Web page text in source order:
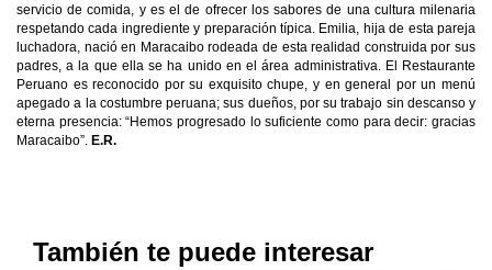
servicio de comida, y es el de ofrecer los sabores de una cultura milenaria
respetando cada ingrediente y preparación típica. Emilia, hija de esta pareja
luchadora, nació en Maracaibo rodeada de esta realidad construida por sus
padres, a la que ella se ha unido en el área administrativa. El Restaurante
Peruano es reconocido por su exquisito chupe, y en general por un menú
apegado a la costumbre peruana; sus dueños, por su trabajo sin descanso y
eterna presencia: “Hemos progresado lo suficiente como para decir: gracias
Maracaibo”. E.R.
También te puede interesar